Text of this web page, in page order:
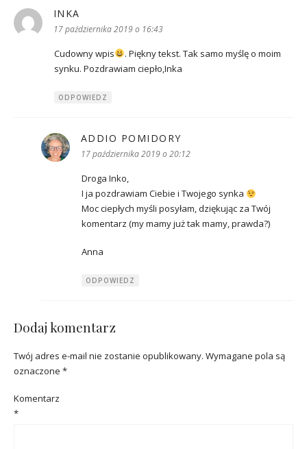
INKA
17 października 2019 o 16:43
Cudowny wpis
. Piękny tekst. Tak samo myślę o moim
synku. Pozdrawiam ciepło,Inka
ODPOWIEDZ
ADDIO POMIDORY
17 października 2019 o 20:12
Droga Inko,
I ja pozdrawiam Ciebie i Twojego synka
Moc ciepłych myśli posyłam, dziękując za Twój
komentarz (my mamy już tak mamy, prawda?)
Anna
ODPOWIEDZ
Dodaj komentarz
Twój adres e-mail nie zostanie opublikowany. Wymagane pola są
oznaczone *
Komentarz
*